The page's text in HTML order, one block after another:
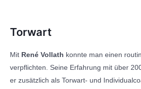
Torwart
Mit René Vollath konnte man einen
verpflichten. Seine Erfahrung mit über
er zusätzlich als Torwart- und